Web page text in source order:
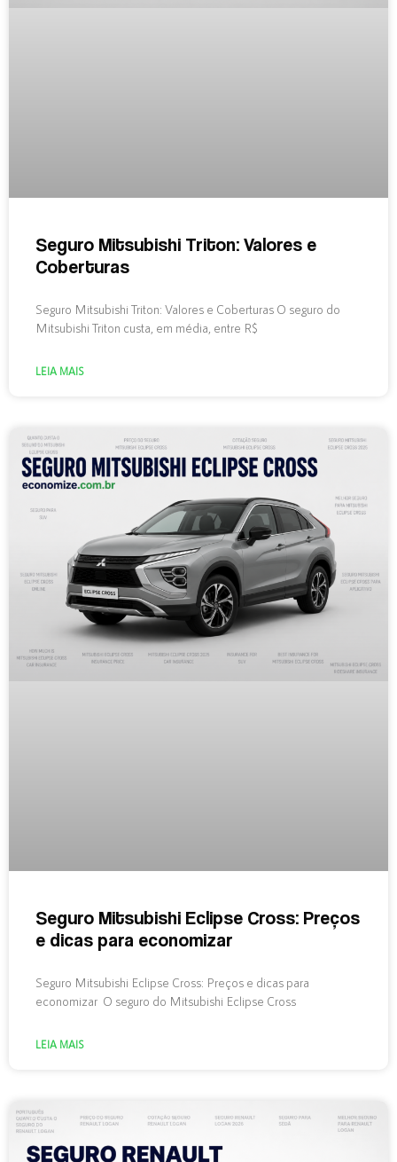
Seguro Mitsubishi Triton: Valores e
Coberturas
Seguro Mitsubishi Triton: Valores e Coberturas O seguro do
Mitsubishi Triton custa, em média, entre R$
LEIA MAIS
Seguro Mitsubishi Eclipse Cross: Preços
e dicas para economizar
Seguro Mitsubishi Eclipse Cross: Preços e dicas para
economizar O seguro do Mitsubishi Eclipse Cross
LEIA MAIS